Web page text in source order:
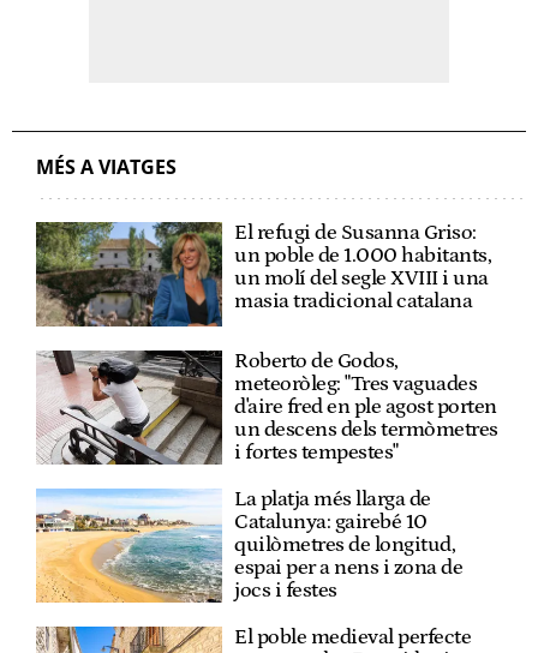
MÉS A VIATGES
El refugi de Susanna Griso:
un poble de 1.000 habitants,
un molí del segle XVIII i una
masia tradicional catalana
Roberto de Godos,
meteoròleg: "Tres vaguades
d'aire fred en ple agost porten
un descens dels termòmetres
i fortes tempestes"
La platja més llarga de
Catalunya: gairebé 10
quilòmetres de longitud,
espai per a nens i zona de
jocs i festes
El poble medieval perfecte